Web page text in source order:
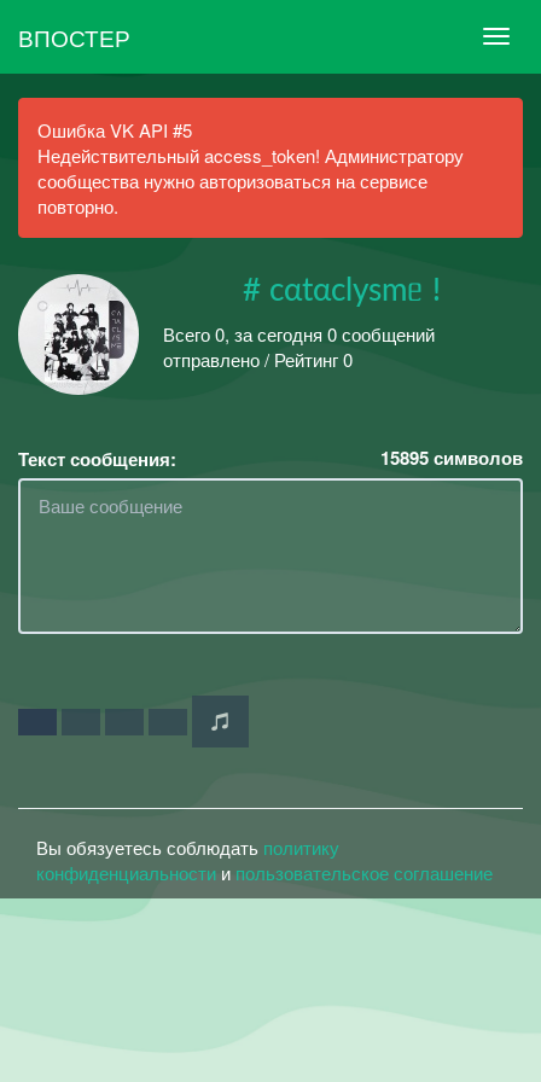
ВПОСТЕР
Ошибка VK API #5
Недействительный access_token! Администратору
сообщества нужно авторизоваться на сервисе
повторно.
# cαtαclysmᥱ !
Всего 0, за сегодня 0 сообщений
отправлено / Рейтинг 0
Текст сообщения: 15895символов
Вы обязуетесь соблюдать политику
конфиденциальности и пользовательское соглашение